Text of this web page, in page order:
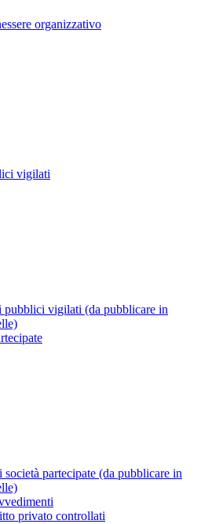
organizzativo
vigilati
pubblici vigilati (da pubblicare in
società partecipate (da pubblicare in
privato controllati